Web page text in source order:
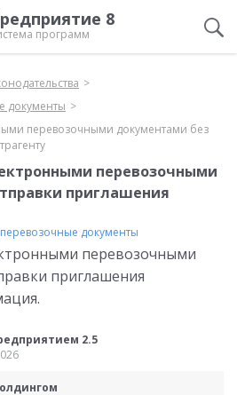
8
программ
документы
перевозочными документами без
перевозочными
приглашения
документы
перевозочными
приглашения
2.5